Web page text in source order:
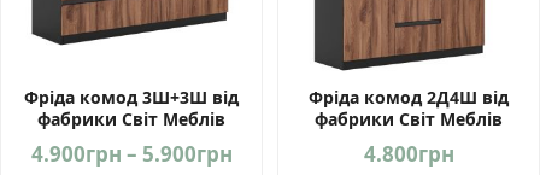
Фріда комод 3Ш+3Ш від
фабрики Світ Меблів
Україна
4.900грн – 5.900грнPrice
Фріда комод 2Д4Ш від
фабрики Світ Меблів
Україна
4.800грн